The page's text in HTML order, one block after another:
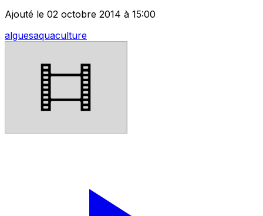
Ajouté le 02 octobre 2014 à 15:00
alguesaquaculture